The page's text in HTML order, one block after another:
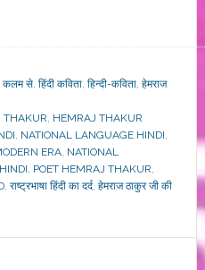
कलम से, हिंदी कविता, हिन्दी-कविता, हेमराज
THAKUR, HEMRAJ THAKUR
, NATIONAL LANGUAGE HINDI,
ERA, NATIONAL
, POET HEMRAJ THAKUR,
, राष्ट्रभाषा हिंदी का दर्द, हेमराज ठाकुर जी की